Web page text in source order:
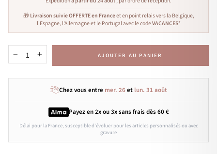
🎁 Livraison suivie OFFERTE en Franceet en point relais vers la Belgique,
l'Espagne, l'Allemagne et le Portugal avec le codeVACANCES*
+ AJOUTER AU PANIER
Chez vous entre mer. 26et lun. 31 août
Payez en 2x ou 3xsans fraisdès 60 €
Délai pour la France, susceptible d'évoluer pour les articles personnalisés ou avec
gravure